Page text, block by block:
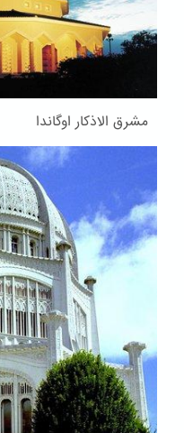
مشرق الاذکار اوگاندا